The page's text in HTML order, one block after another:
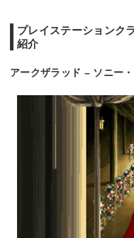
プレイステーションク
紹介
アークザラッド – ソニー